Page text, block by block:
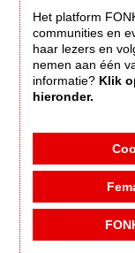
Het platform
communities en
haar lezers en
nemen aan één
informatie? Klik
hieronder.